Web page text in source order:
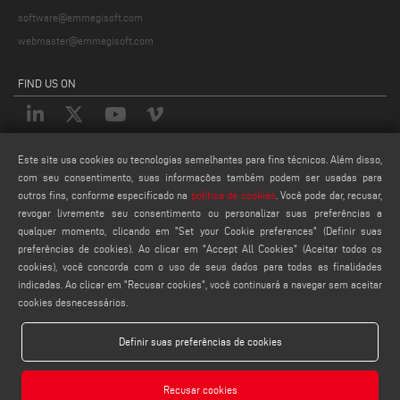
software@emmegisoft.com
webmaster@emmegisoft.com
FIND US ON
LEGALS
PRIVACY POLICY
LEGAL NOTES
COOKIE POLICY
Emmegisoft S.r.l. - Via Carpi Ravarino, 300, 41019 Soliera MO - ITALY - Phone +39 059
Este site usa cookies ou tecnologias semelhantes para fins técnicos. Além disso,
com seu consentimento, suas informações também podem ser usadas para
outros fins, conforme especificado na política de cookies . Você pode dar, recusar,
revogar livremente seu consentimento ou personalizar suas preferências a
qualquer momento, clicando em "Set your Cookie preferences" (Definir suas
preferências de cookies). Ao clicar em "Accept All Cookies" (Aceitar todos os
cookies), você concorda com o uso de seus dados para todas as finalidades
indicadas. Ao clicar em "Recusar cookies", você continuará a navegar sem aceitar
cookies desnecessários.
Definir suas preferências de cookies
Recusar cookies